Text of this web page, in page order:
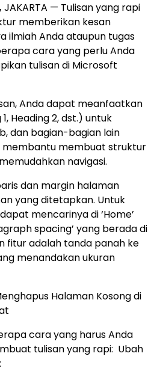
JAKARTA — Tulisan yang rapi
memberikan kesan
ilmiah Anda ataupun tugas
cara yang perlu Anda
tulisan di Microsoft
Anda dapat meanfaatkan
Heading 2, dst.) untuk
dan bagian-bagian lain
membantu membuat struktur
navigasi.
dan margin halaman
yang ditetapkan. Untuk
mencarinya di ‘Home’
spacing’ yang berada di
fitur adalah tanda panah ke
menandakan ukuran
Halaman Kosong di
cara yang harus Anda
tulisan yang rapi: Ubah